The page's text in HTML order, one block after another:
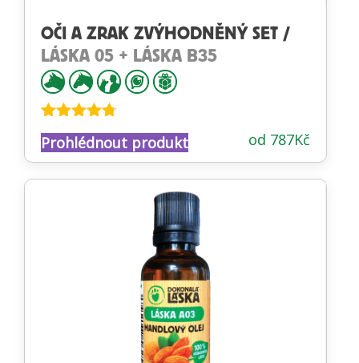
OČI A ZRAK ZVÝHODNĚNÝ SET /
LÁSKA 05 + LÁSKA B35
Hodnocení
4.70z 5 od 787Kč
Prohlédnout produkt